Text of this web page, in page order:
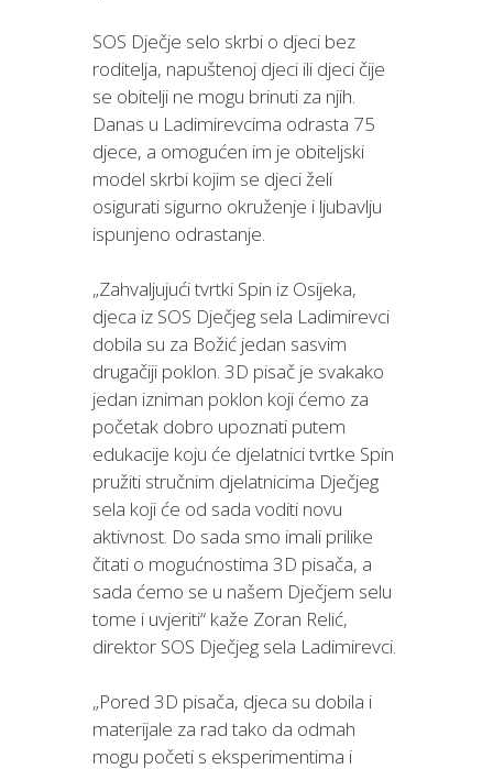
SOS Dječje selo skrbi o djeci bez
roditelja, napuštenoj djeci ili djeci čije
se obitelji ne mogu brinuti za njih.
Danas u Ladimirevcima odrasta 75
djece, a omogućen im je obiteljski
model skrbi kojim se djeci želi
osigurati sigurno okruženje i ljubavlju
ispunjeno odrastanje.
„Zahvaljujući tvrtki Spin iz Osijeka,
djeca iz SOS Dječjeg sela Ladimirevci
dobila su za Božić jedan sasvim
drugačiji poklon. 3D pisač je svakako
jedan izniman poklon koji ćemo za
početak dobro upoznati putem
edukacije koju će djelatnici tvrtke Spin
pružiti stručnim djelatnicima Dječjeg
sela koji će od sada voditi novu
aktivnost. Do sada smo imali prilike
čitati o mogućnostima 3D pisača, a
sada ćemo se u našem Dječjem selu
tome i uvjeriti“ kaže Zoran Relić,
direktor SOS Dječjeg sela Ladimirevci.
„Pored 3D pisača, djeca su dobila i
materijale za rad tako da odmah
mogu početi s eksperimentima i